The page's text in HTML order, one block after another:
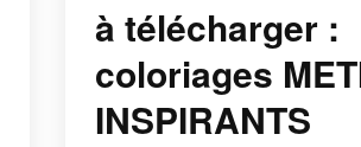
à télécharger :
coloriages
INSPIRANTS